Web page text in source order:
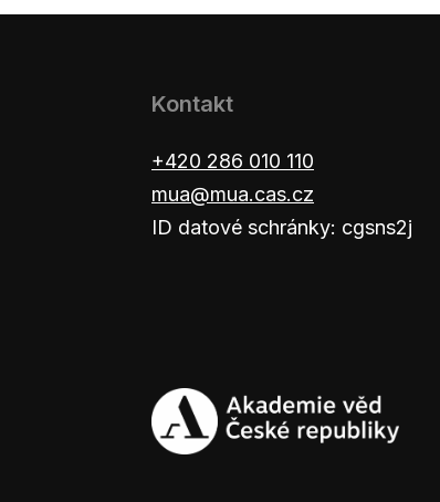
Kontakt
+420 286 010 110
mua@mua.cas.cz
ID datové schránky: cgsns2j